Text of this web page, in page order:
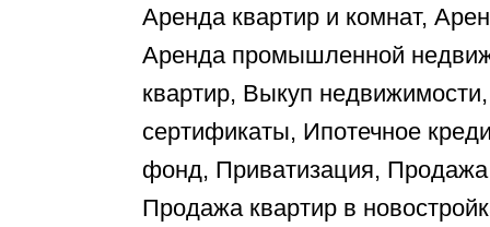
Аренда квартир и комнат,
Аренда промышленной
квартир, Выкуп
сертификаты, Ипотечное
фонд, Приватизация, Продажа
Продажа квартир в